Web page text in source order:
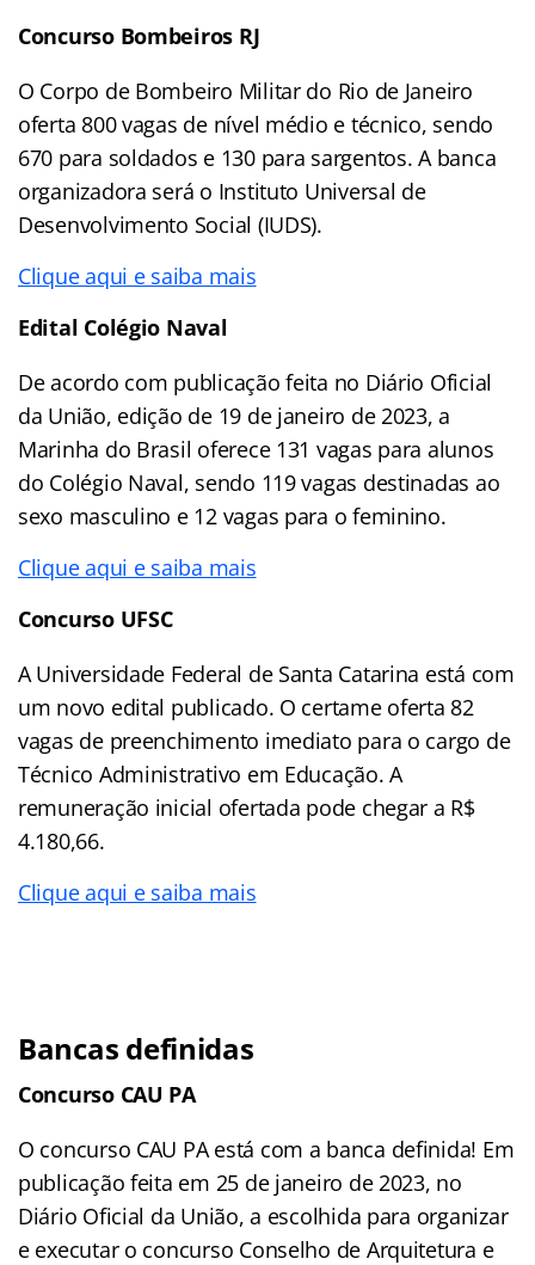
Concurso Bombeiros RJ
O Corpo de Bombeiro Militar do Rio de Janeiro
oferta 800 vagas de nível médio e técnico, sendo
670 para soldados e 130 para sargentos. A banca
organizadora será o Instituto Universal de
Desenvolvimento Social (IUDS).
Clique aqui e saiba mais
Edital Colégio Naval
De acordo com publicação feita no Diário Oficial
da União, edição de 19 de janeiro de 2023, a
Marinha do Brasil oferece 131 vagas para alunos
do Colégio Naval, sendo 119 vagas destinadas ao
sexo masculino e 12 vagas para o feminino.
Clique aqui e saiba mais
Concurso UFSC
A Universidade Federal de Santa Catarina está com
um novo edital publicado. O certame oferta 82
vagas de preenchimento imediato para o cargo de
Técnico Administrativo em Educação. A
remuneração inicial ofertada pode chegar a R$
4.180,66.
Clique aqui e saiba mais
Bancas definidas
Concurso CAU PA
O concurso CAU PA está com a banca definida! Em
publicação feita em 25 de janeiro de 2023, no
Diário Oficial da União, a escolhida para organizar
e executar o concurso Conselho de Arquitetura e